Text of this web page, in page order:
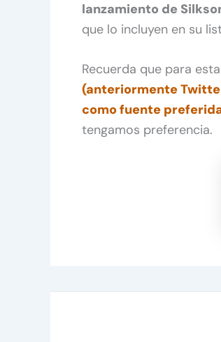
lanzamiento de
que lo incluyen en su
Recuerda que para
(anteriormente
como fuente
tengamos preferencia.